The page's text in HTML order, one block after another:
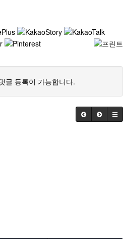
글 등록이 가능합니다.